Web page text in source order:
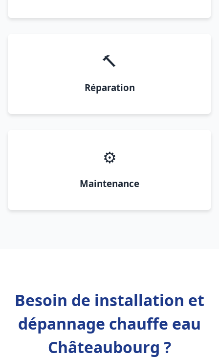
🔨
Réparation
⚙️
Maintenance
Besoin de installation et
dépannage chauffe eau
Châteaubourg ?